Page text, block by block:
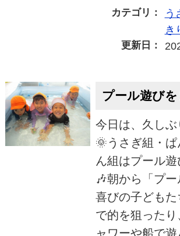
カテゴリ：
う
き
更新日：
プール遊び
今日は、久し
🌞うさぎ組・ぱ
ん組はプール
🎶朝から「プ
喜びの子どもた
で的を狙った
ャワーや船で